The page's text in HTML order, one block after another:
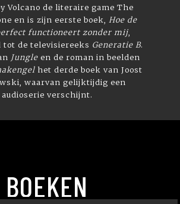
Volcano de literaire game The
en is zijn eerste boek,
Hoe de
functioneert zonder mij,
tot de televisiereeks Generatie B.
Jungle en de roman in beelden
het derde boek van Joost
waarvan gelijktijdig een
audioserie verschijnt.
BOEKEN